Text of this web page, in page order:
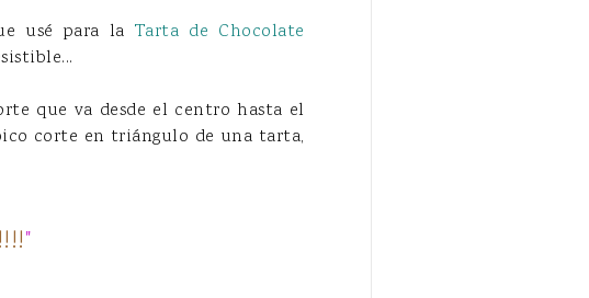
usé para la Tarta de Chocolate
que va desde el centro hasta el
corte en triángulo de una tarta,
"